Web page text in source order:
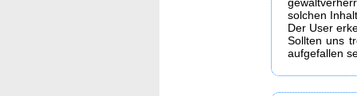
solchen
Der User
Sollten uns
aufgefallen